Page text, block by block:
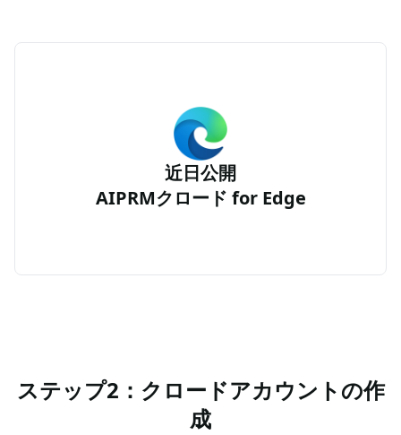
近日公開
AIPRMクロード for Edge
ステップ2：クロードアカウントの作
成